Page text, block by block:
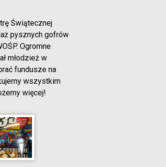
Świątecznej
pysznych gofrów
Ogromne
młodzież w
fundusze na
wszystkim
więcej!